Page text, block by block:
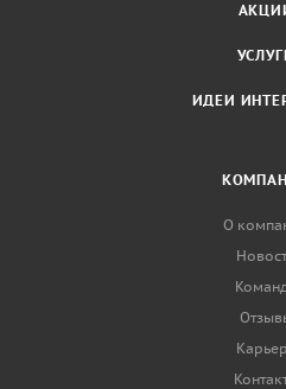
ИДЕИ
О